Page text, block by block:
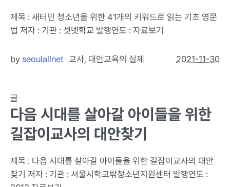
제목 : 새터민 청소년을 위한 41개의 키워드로 읽는 기초 영문
법 저자 : 기관 : 셋넷학교 발행연도 : 자료보기
2021-11-30
by seoulallnet 교사, 대안교육의 실제
글
다음 시대를 살아갈 아이들을 위한
길잡이교사의 대안찾기
제목 : 다음 시대를 살아갈 아이들을 위한 길잡이교사의 대안
찾기 저자 : 기관 : 서울시학교밖청소년지원센터 발행연도 :